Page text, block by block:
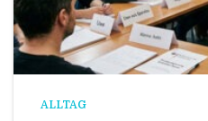
ALLTAG